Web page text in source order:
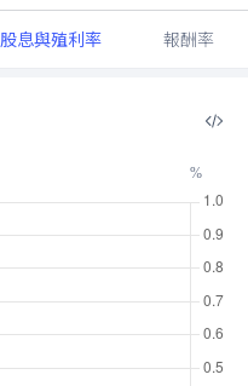
股息與殖利率 報酬率